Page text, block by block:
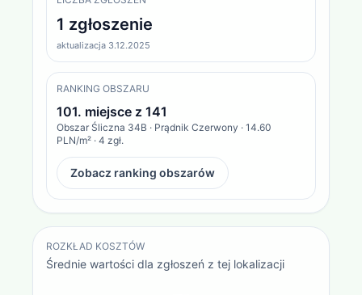
1 zgłoszenie
aktualizacja 3.12.2025
RANKING OBSZARU
101. miejsce z 141
Obszar Śliczna 34B · Prądnik Czerwony · 14.60
PLN/m² · 4 zgł.
Zobacz ranking obszarów
ROZKŁAD KOSZTÓW
Średnie wartości dla zgłoszeń z tej lokalizacji